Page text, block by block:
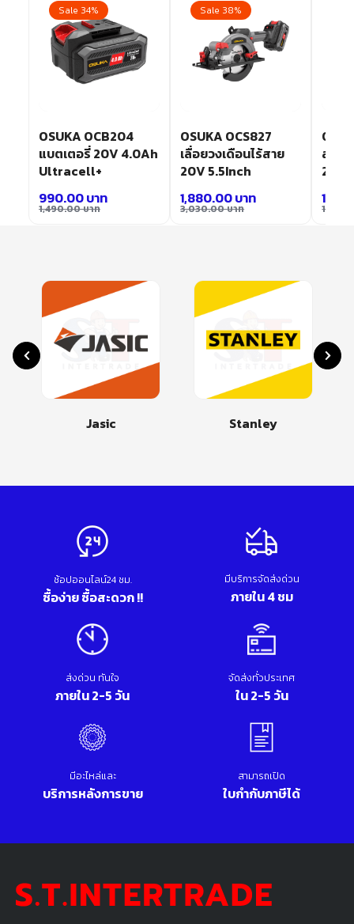
Sale 34%
OSUKA OCB204
แบตเตอรี่ 20V 4.0Ah
Ultracell+
1,490.00บาท
990.00บาท
Sale 38%
OSUKA OCS827
เลื่อยวงเดือนไร้สาย
20V 5.5Inch
3,030.00บาท
1,880.00บาท
สว่าน
20V
Jasic Stanley
ช้อปออนไลน์24 ชม.
ซื้อง่าย ซื้อสะดวก !!
มีบริการจัดส่งด่วน
ภายใน 4 ชม
ส่งด่วน ทันใจ
ภายใน 2-5 วัน
จัดส่งทั่วประเทศ
ใน 2-5 วัน
มีอะไหล่และ
บริการหลังการขาย
สามารถเปิด
ใบกำกับภาษีได้